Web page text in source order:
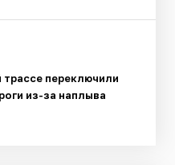
переключили
из-за наплыва